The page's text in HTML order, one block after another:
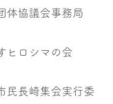
体協議会事務局
ヒロシマの会
民長崎集会実行委